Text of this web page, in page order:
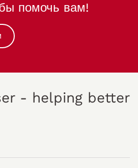
помочь вам!
- helping better